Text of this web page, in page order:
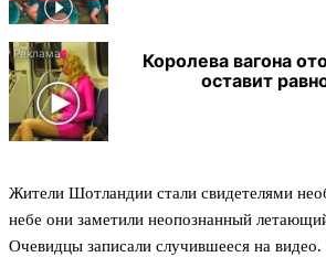
Королева вагона
оставит
Жители Шотландии стали свидетелями
небе они заметили неопознанный
Очевидцы записали случившееся на